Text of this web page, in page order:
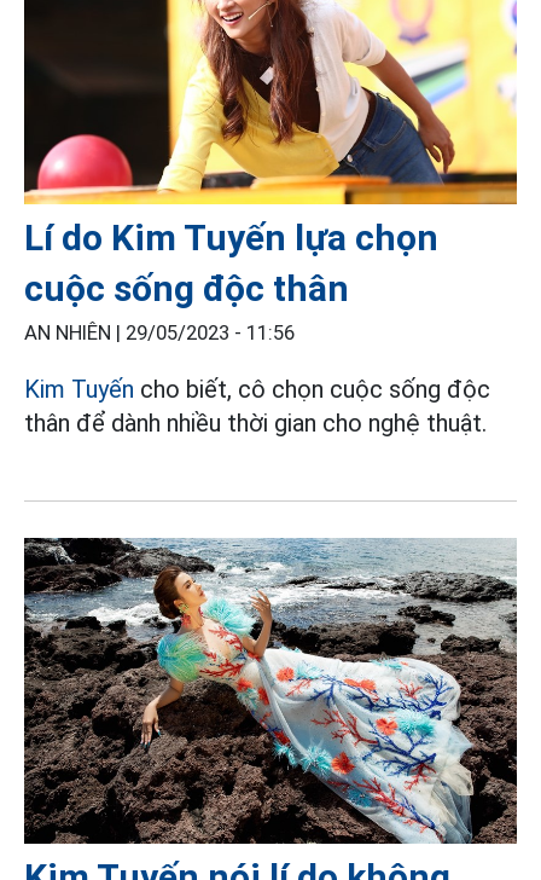
Lí do Kim Tuyến lựa chọn
cuộc sống độc thân
AN NHIÊN | 29/05/2023 - 11:56
Kim Tuyến cho biết, cô chọn cuộc sống độc
thân để dành nhiều thời gian cho nghệ thuật.